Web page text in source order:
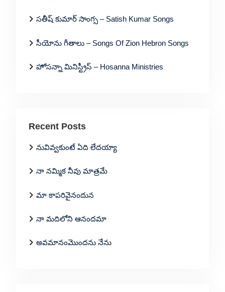
సతీష్ కుమార్ సాంగ్స – Satish Kumar Songs
సీయోను గీతాలు – Songs Of Zion Hebron Songs
హోసన్నా మినిస్ట్రీస్ – Hosanna Ministries
Recent Posts
నువివ్వకుంటే ఏది లేదయ్యా
నా నమ్మిక నీవు మాత్రమే
మా కాపరివైనందున
నా మదిలోని ఆనందమా
అవమానంమొందను నేను